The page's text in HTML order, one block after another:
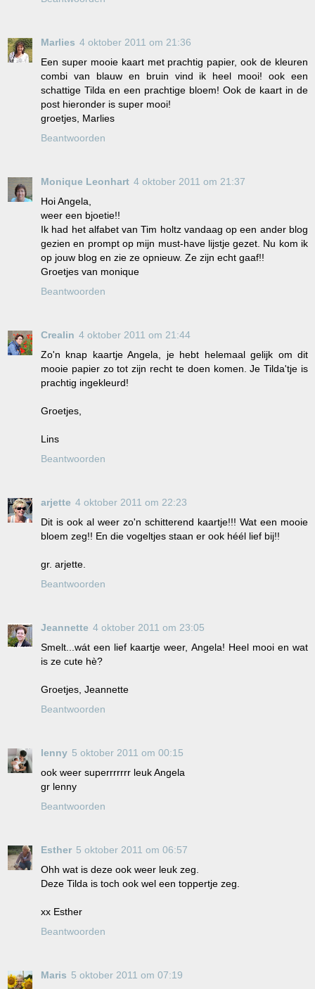
Marlies 4 oktober 2011 om 21:36
Een super mooie kaart met prachtig papier, ook de kleuren
combi van blauw en bruin vind ik heel mooi! ook een
schattige Tilda en een prachtige bloem! Ook de kaart in de
post hieronder is super mooi!
groetjes, Marlies
Beantwoorden
Monique Leonhart 4 oktober 2011 om 21:37
Hoi Angela,
weer een bjoetie!!
Ik had het alfabet van Tim holtz vandaag op een ander blog
gezien en prompt op mijn must-have lijstje gezet. Nu kom ik
op jouw blog en zie ze opnieuw. Ze zijn echt gaaf!!
Groetjes van monique
Beantwoorden
Crealin 4 oktober 2011 om 21:44
Zo'n knap kaartje Angela, je hebt helemaal gelijk om dit
mooie papier zo tot zijn recht te doen komen. Je Tilda'tje is
prachtig ingekleurd!
Groetjes,
Lins
Beantwoorden
arjette 4 oktober 2011 om 22:23
Dit is ook al weer zo'n schitterend kaartje!!! Wat een mooie
bloem zeg!! En die vogeltjes staan er ook héél lief bij!!
gr. arjette.
Beantwoorden
Jeannette 4 oktober 2011 om 23:05
Smelt...wát een lief kaartje weer, Angela! Heel mooi en wat
is ze cute hè?
Groetjes, Jeannette
Beantwoorden
lenny 5 oktober 2011 om 00:15
ook weer superrrrrrr leuk Angela
gr lenny
Beantwoorden
Esther 5 oktober 2011 om 06:57
Ohh wat is deze ook weer leuk zeg.
Deze Tilda is toch ook wel een toppertje zeg.
xx Esther
Beantwoorden
Maris 5 oktober 2011 om 07:19